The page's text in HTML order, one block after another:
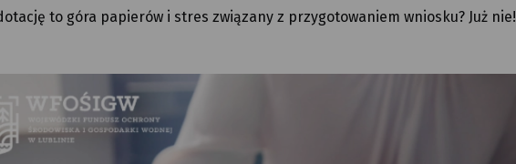
to góra papierów i stres związany z przygotowaniem wniosku? Już nie!